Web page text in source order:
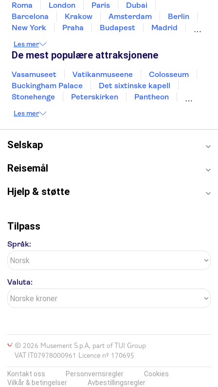
Roma London Paris
Dubai
Barcelona
Krakow Amsterdam
Berlin
New York
Praha Budapest
Madrid
Gdansk
Alicante
Les mer
De mest populære attraksjonene
Vasamuseet Vatikanmuseene
Colosseum
Buckingham Palace
Det sixtinske kapell
Stonehenge
Peterskirken
Pantheon
Burj Khalifa
Alcatraz
Alhambra
Harry Potter Studios
Anne Franks hus
Blue Lagoon
Les mer
Selskap
Reisemål
Hjelp & støtte
Tilpass
Språk:
Valuta:
© 2026 Musement S.p.A, part of TUI Group
VAT IT07978000961 Licence nº 170695
Kontakt oss Personvernsregler
Cookies
Vilkår & betingelser
Avbestillingsregler